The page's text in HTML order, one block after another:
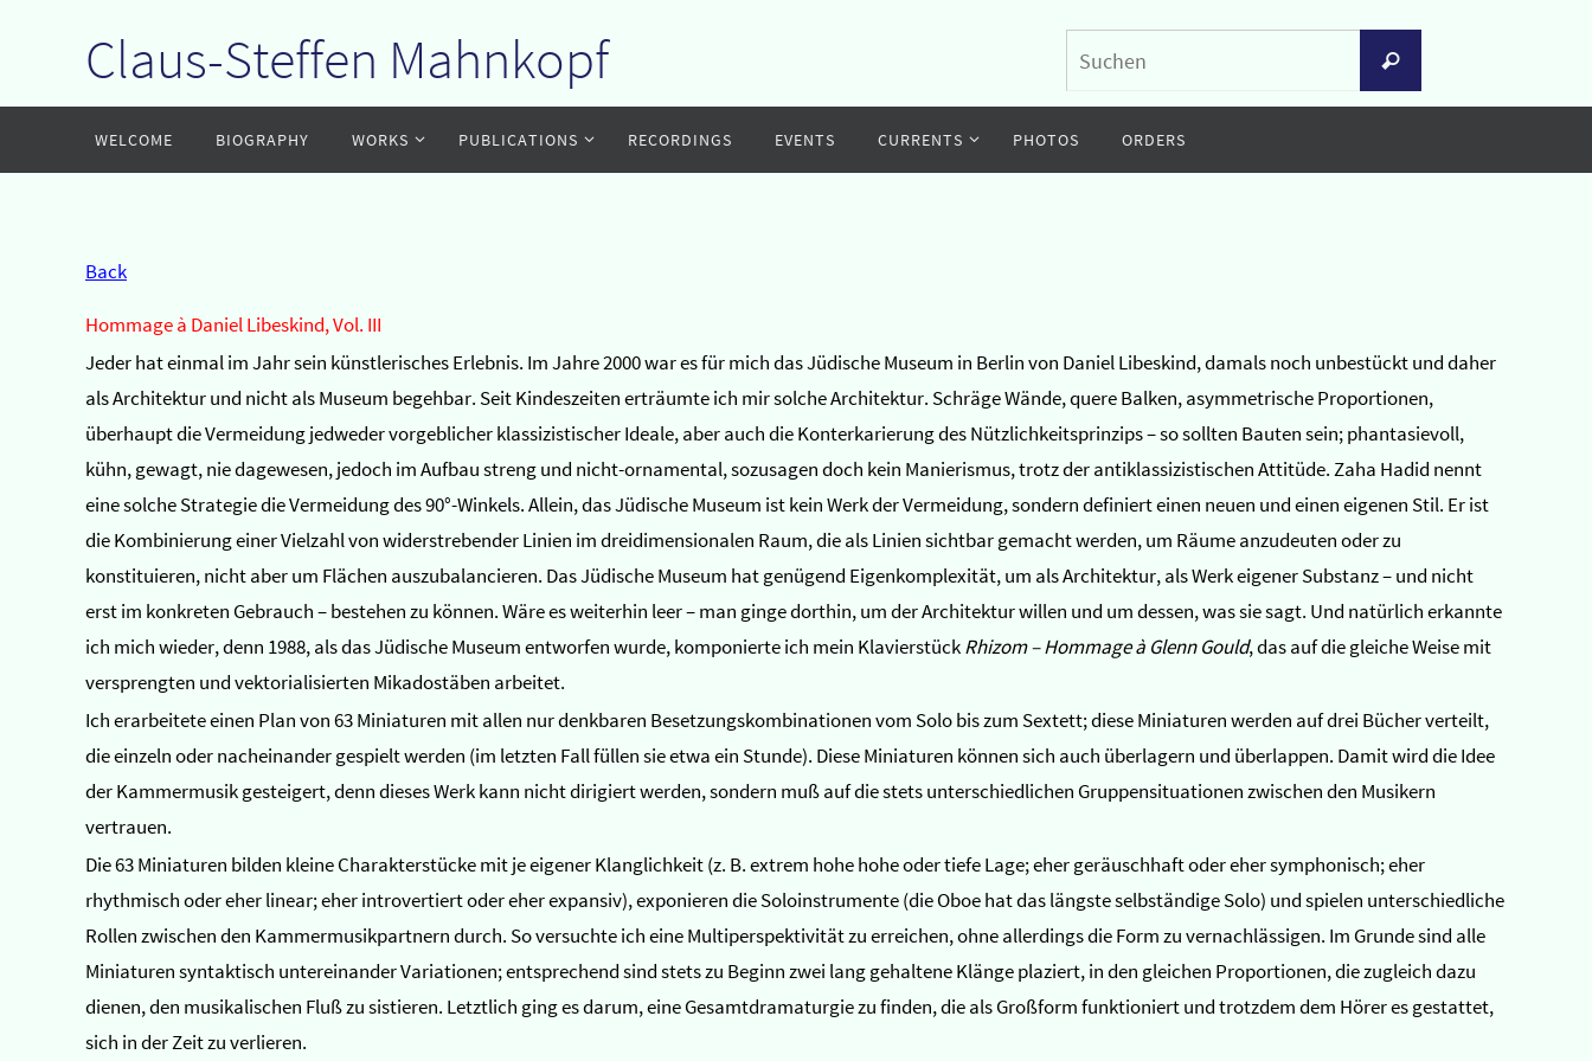
springen
Claus-Steffen Mahnkopf Suchen
springen
WELCOME BIOGRAPHY WORKS PUBLICATIONS RECORDINGS EVENTS CURRENTS PHOTOS ORDERS
Back
Hommage à Daniel Libeskind, Vol. III
Jeder hat einmal im Jahr sein künstlerisches Erlebnis. Im Jahre 2000 war es für mich das Jüdische Museum in Berlin von Daniel Libeskind, damals noch unbestückt und daher
als Architektur und nicht als Museum begehbar. Seit Kindeszeiten erträumte ich mir solche Architektur. Schräge Wände, quere Balken, asymmetrische Proportionen,
überhaupt die Vermeidung jedweder vorgeblicher klassizistischer Ideale, aber auch die Konterkarierung des Nützlichkeitsprinzips – so sollten Bauten sein; phantasievoll,
kühn, gewagt, nie dagewesen, jedoch im Aufbau streng und nicht-ornamental, sozusagen doch kein Manierismus, trotz der antiklassizistischen Attitüde. Zaha Hadid nennt
eine solche Strategie die Vermeidung des 90°-Winkels. Allein, das Jüdische Museum ist kein Werk der Vermeidung, sondern definiert einen neuen und einen eigenen Stil. Er ist
die Kombinierung einer Vielzahl von widerstrebender Linien im dreidimensionalen Raum, die als Linien sichtbar gemacht werden, um Räume anzudeuten oder zu
konstituieren, nicht aber um Flächen auszubalancieren. Das Jüdische Museum hat genügend Eigenkomplexität, um als Architektur, als Werk eigener Substanz – und nicht
erst im konkreten Gebrauch – bestehen zu können. Wäre es weiterhin leer – man ginge dorthin, um der Architektur willen und um dessen, was sie sagt. Und natürlich erkannte
ich mich wieder, denn 1988, als das Jüdische Museum entworfen wurde, komponierte ich mein KlavierstückRhizom – Hommage à Glenn Gould, das auf die gleiche Weise mit
versprengten und vektorialisierten Mikadostäben arbeitet.
Ich erarbeitete einen Plan von 63 Miniaturen mit allen nur denkbaren Besetzungskombinationen vom Solo bis zum Sextett; diese Miniaturen werden auf drei Bücher verteilt,
die einzeln oder nacheinander gespielt werden (im letzten Fall füllen sie etwa ein Stunde). Diese Miniaturen können sich auch überlagern und überlappen. Damit wird die Idee
der Kammermusik gesteigert, denn dieses Werk kann nicht dirigiert werden, sondern muß auf die stets unterschiedlichen Gruppensituationen zwischen den Musikern
vertrauen.
Die 63 Miniaturen bilden kleine Charakterstücke mit je eigener Klanglichkeit (z. B. extrem hohe hohe oder tiefe Lage; eher geräuschhaft oder eher symphonisch; eher
rhythmisch oder eher linear; eher introvertiert oder eher expansiv), exponieren die Soloinstrumente (die Oboe hat das längste selbständige Solo) und spielen unterschiedliche
Rollen zwischen den Kammermusikpartnern durch. So versuchte ich eine Multiperspektivität zu erreichen, ohne allerdings die Form zu vernachlässigen. Im Grunde sind alle
Miniaturen syntaktisch untereinander Variationen; entsprechend sind stets zu Beginn zwei lang gehaltene Klänge plaziert, in den gleichen Proportionen, die zugleich dazu
dienen, den musikalischen Fluß zu sistieren. Letztlich ging es darum, eine Gesamtdramaturgie zu finden, die als Großform funktioniert und trotzdem dem Hörer es gestattet,
sich in der Zeit zu verlieren.